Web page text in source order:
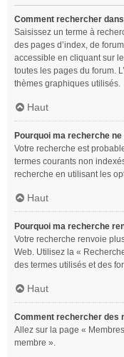
Comment rechercher
Saisissez un terme à
des pages d’index, de
accessible en cliquant sur
toutes les pages du forum.
thèmes graphiques utilisés.
Haut
Pourquoi ma recherche
Votre recherche est
termes courants non
recherche en utilisant les
Haut
Pourquoi ma recherche
Votre recherche renvoie
Web. Utilisez la «
des termes utilisés et des
Haut
Comment rechercher des
Allez sur la page «
membre ».